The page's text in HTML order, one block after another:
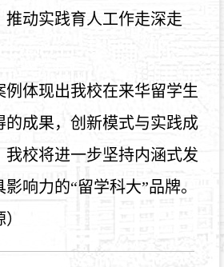
推动实践育人工作走深走
例体现出我校在来华留学生
的成果，创新模式与实践成
我校将进一步坚持内涵式发
响力的“留学科大”品牌。